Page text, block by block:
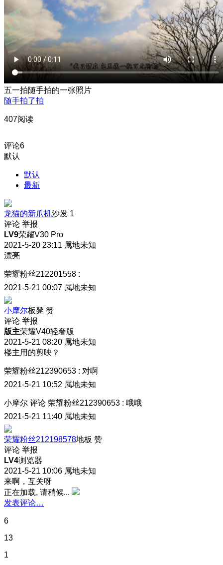
五一拍随手拍的一张照片
随手拍了拍
407阅读
评论6
默认
默认
最新
龙猫的新爪机沙发 1
评论 举报
LV9荣耀V30 Pro
2021-5-20 23:11 属地未知
漂亮
荣耀粉丝212201558 :
2021-5-21 00:07 属地未知
小摩尔板凳 赞
评论 举报
版主荣耀V40轻奢版
2021-5-21 08:20 属地未知
楼主用的剪映？
荣耀粉丝212390653 : 对啊
2021-5-21 10:52 属地未知
小摩尔 评论 荣耀粉丝212390653 : 哦哦
2021-5-21 11:40 属地未知
荣耀粉丝212198578地板 赞
评论 举报
LV4浏览器
2021-5-21 10:06 属地未知
来啊，互关呀
正在加载, 请稍候...
发表评论…
6
13
1